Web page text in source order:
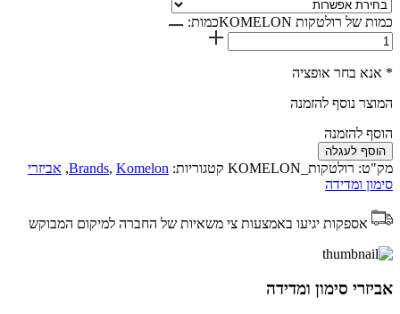
כמות של רולטקות KOMELON כמות:
* אנא בחר אופציה
המוצר נוסף להזמנה
הוסף להזמנה
הוסף לעגלה
מק"ט: רולטקות_KOMELON קטגוריות: Brands, Komelon
, אביזרי
סימון ומדידה
אספקות יגיעו באמצעות צי משאיות של החברה למיקום המבוקש
אביזרי סימון ומדידה